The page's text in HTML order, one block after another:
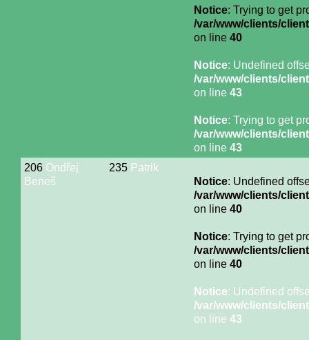
Notice: Trying to get
/var/www/clients/
on line 40
Notice: Undefined
/var/www/clients/
on line 43
Notice: Trying to get
/var/www/clients/
on line 43
206 Ondřej
Beneš
235 Patrik
Notice: Undefined
/var/www/clients/
on line 40
Notice: Trying to get
/var/www/clients/
on line 40
Notice: Undefined
/var/www/clients/
on line 43